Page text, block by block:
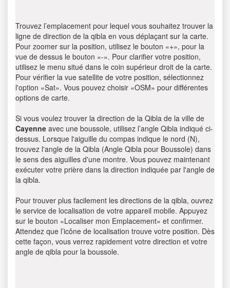
Trouvez l’emplacement pour lequel vous souhaitez trouver la
ligne de direction de la qibla en vous déplaçant sur la carte.
Pour zoomer sur la position, utilisez le bouton «+», pour la
vue de dessus le bouton «-». Pour clarifier votre position,
utilisez le menu situé dans le coin supérieur droit de la carte.
Pour vérifier la vue satellite de votre position, sélectionnez
l'option «Sat». Vous pouvez choisir «OSM» pour différentes
options de carte.
Si vous voulez trouver la direction de la Qibla de la ville de
Cayenne avec une boussole, utilisez l’angle Qibla indiqué ci-
dessus. Lorsque l'aiguille du compas indique le nord (N),
trouvez l'angle de la Qibla (Angle Qibla pour Boussole) dans
le sens des aiguilles d'une montre. Vous pouvez maintenant
exécuter votre prière dans la direction indiquée par l'angle de
la qibla.
Pour trouver plus facilement les directions de la qibla, ouvrez
le service de localisation de votre appareil mobile. Appuyez
sur le bouton «Localiser mon Emplacement» et confirmer.
Attendez que l’icône de localisation trouve votre position. Dès
cette façon, vous verrez rapidement votre direction et votre
angle de qibla pour la boussole.